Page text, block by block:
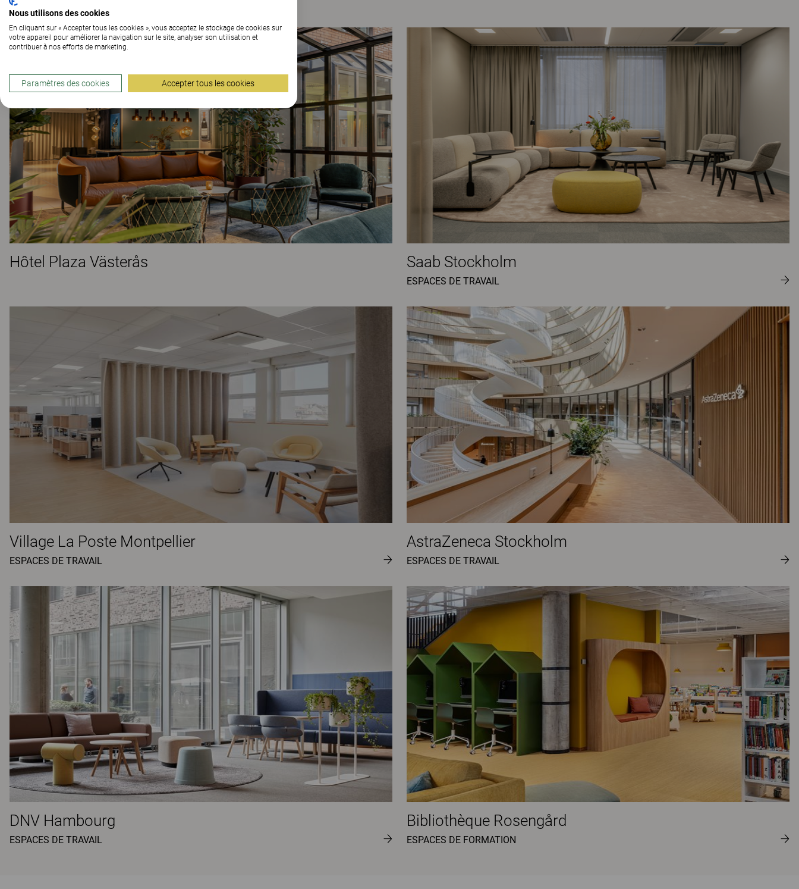
Projets de clients
Hôtel Plaza Västerås Saab Stockholm
ESPACES DE TRAVAIL
Village La Poste Montpellier
ESPACES DE TRAVAIL
AstraZeneca Stockholm
ESPACES DE TRAVAIL
DNV Hambourg
ESPACES DE TRAVAIL
Bibliothèque Rosengård
ESPACES DE FORMATION
Nous utilisons des cookies
En cliquant sur « Accepter tous les cookies », vous acceptez le stockage de cookies sur
votre appareil pour améliorer la navigation sur le site, analyser son utilisation et
contribuer à nos efforts de marketing.
Paramètres des cookies Accepter tous les cookies